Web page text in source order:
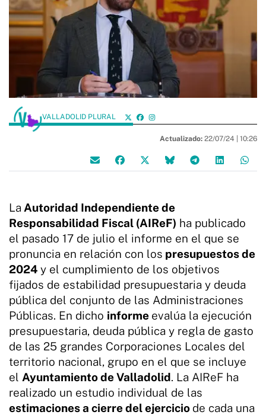
VALLADOLID PLURAL
Actualizado: 22/07/24 | 10:26
La Autoridad Independiente de
Responsabilidad Fiscal (AIReF) ha publicado
el pasado 17 de julio el informe en el que se
pronuncia en relación con los presupuestos de
2024 y el cumplimiento de los objetivos
fijados de estabilidad presupuestaria y deuda
pública del conjunto de las Administraciones
Públicas. En dicho informe evalúa la ejecución
presupuestaria, deuda pública y regla de gasto
de las 25 grandes Corporaciones Locales del
territorio nacional, grupo en el que se incluye
el Ayuntamiento de Valladolid. La AIReF ha
realizado un estudio individual de las
estimaciones a cierre del ejercicio de cada una